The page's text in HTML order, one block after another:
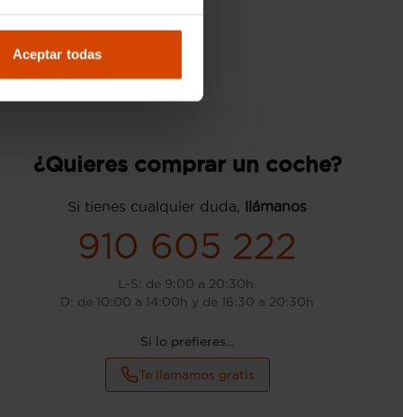
Aceptar todas
¿Quieres comprar un coche?
Si tienes cualquier duda, llámanos
910 605 222
L-S: de 9:00 a 20:30h.
D: de 10:00 a 14:00h y de 16:30 a 20:30h
Si lo prefieres...
Te llamamos gratis